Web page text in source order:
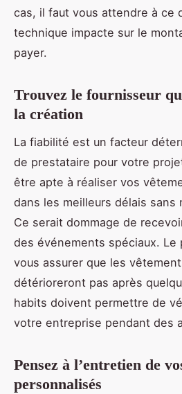
cas, il faut vous attendre à ce
technique impacte sur le
payer.
Trouvez le fournisseur
la création
La fiabilité est un facteur
de prestataire pour votre
être apte à réaliser vos
dans les meilleurs délais sans
Ce serait dommage de
des événements spéciaux. Le
vous assurer que les
détérioreront pas après
habits doivent permettre de
votre entreprise pendant des
Pensez à l’entretien de
personnalisés